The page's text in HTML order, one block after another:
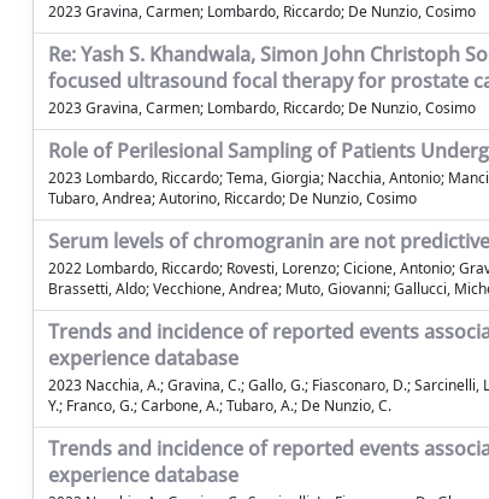
2023 Gravina, Carmen; Lombardo, Riccardo; De Nunzio, Cosimo
Re: Yash S. Khandwala, Simon John Christoph
focused ultrasound focal therapy for prostate
2023 Gravina, Carmen; Lombardo, Riccardo; De Nunzio, Cosimo
Role of Perilesional Sampling of Patients
2023 Lombardo, Riccardo; Tema, Giorgia; Nacchia, Antonio;
Tubaro, Andrea; Autorino, Riccardo; De Nunzio, Cosimo
Serum levels of chromogranin are not
2022 Lombardo, Riccardo; Rovesti, Lorenzo; Cicione, Antonio;
Brassetti, Aldo; Vecchione, Andrea; Muto, Giovanni; Gallucci,
Trends and incidence of reported events
experience database
2023 Nacchia, A.; Gravina, C.; Gallo, G.; Fiasconaro, D.; Sarcinelli,
Y.; Franco, G.; Carbone, A.; Tubaro, A.; De Nunzio, C.
Trends and incidence of reported events
experience database